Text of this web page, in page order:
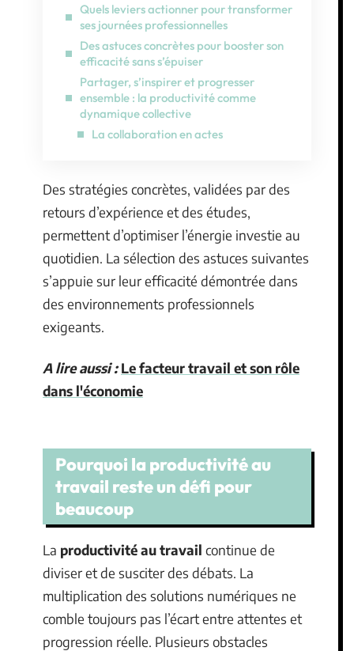
Quels leviers actionner pour transformer
ses journées professionnelles
Des astuces concrètes pour booster son
efficacité sans s’épuiser
Partager, s’inspirer et progresser
ensemble : la productivité comme
dynamique collective
La collaboration en actes
Des stratégies concrètes, validées par des
retours d’expérience et des études,
permettent d’optimiser l’énergie investie au
quotidien. La sélection des astuces suivantes
s’appuie sur leur efficacité démontrée dans
des environnements professionnels
exigeants.
A lire aussi : Le facteur travail et son rôle
dans l'économie
Pourquoi la productivité au
travail reste un défi pour
beaucoup
La productivité au travail continue de
diviser et de susciter des débats. La
multiplication des solutions numériques ne
comble toujours pas l’écart entre attentes et
progression réelle. Plusieurs obstacles